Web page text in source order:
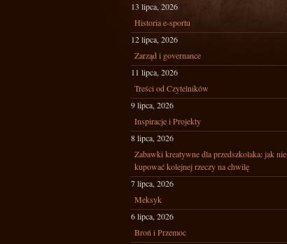
13 lipca, 2026
Historia e-sportu
12 lipca, 2026
Zarząd i governance
11 lipca, 2026
Treści od Czytelników
9 lipca, 2026
Inspiracje i Projekty
8 lipca, 2026
Zabawki kreatywne dla przedszkolaka: jak nie
kupować kolejnej rzeczy na chwilę
7 lipca, 2026
Meksyk
6 lipca, 2026
Broń i Przemoc